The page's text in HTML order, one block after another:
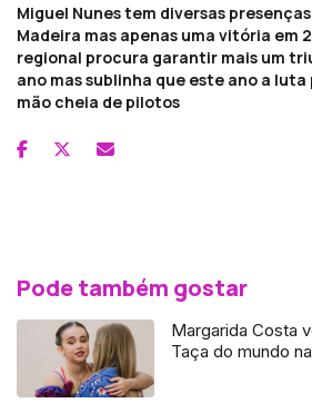
Miguel Nunes tem diversas
Madeira mas apenas uma vitória em
regional procura garantir mais um
ano mas sublinha que este ano a
mão cheia de pilotos
Pode também gostar
Margarida Costa
Taça do mundo